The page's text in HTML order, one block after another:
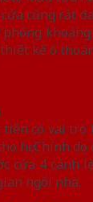
cũng rất
kế ô
có vai trò
họ. Chính
cửa 4
ngôi nhà.